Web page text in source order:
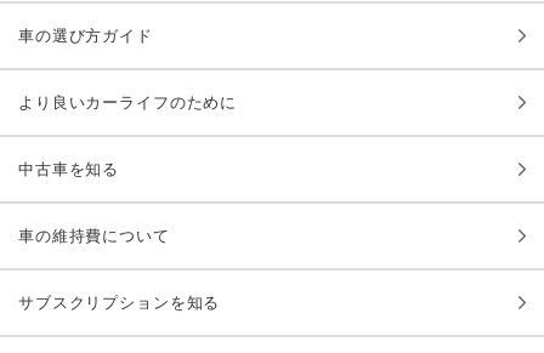
車の選び方ガイド
より良いカーライフのために
中古車を知る
車の維持費について
サブスクリプションを知る